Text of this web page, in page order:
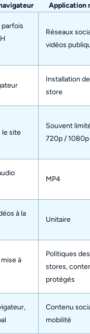
Application
Réseaux
vidéos
Installation
store
le site
Souvent
720p / 1080p
MP4
à la
Unitaire
à
Politiques des
stores,
protégés
Contenu
mobilité